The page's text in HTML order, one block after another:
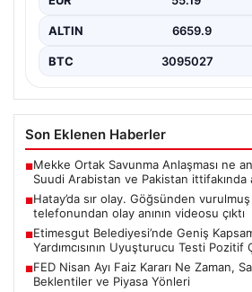
ALTIN 6659.9
BTC 3095027
Son Eklenen Haberler
■Mekke Ortak Savunma Anlaşması ne
Suudi Arabistan ve Pakistan ittifakında
■Hatay’da sır olay. Göğsünden
telefonundan olay anının videosu çıktı
■Etimesgut Belediyesi’nde Geniş
Yardımcısının Uyuşturucu Testi Pozitif
■FED Nisan Ayı Faiz Kararı Ne Zaman,
Beklentiler ve Piyasa Yönleri